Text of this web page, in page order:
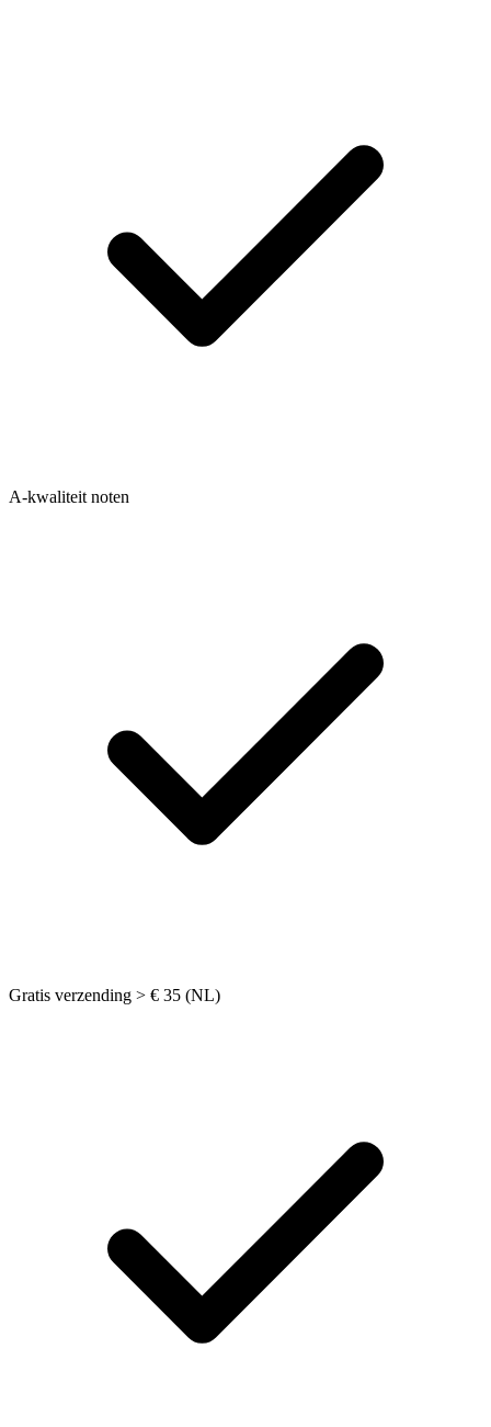
A-kwaliteit noten
Gratis verzending > € 35 (NL)